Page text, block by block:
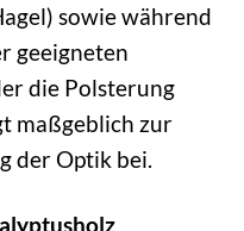
sowie während
geeigneten
die Polsterung
maßgeblich zur
der Optik bei.